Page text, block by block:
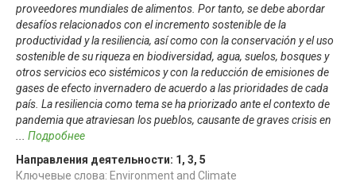
proveedores mundiales de alimentos. Por tanto, se debe abordar
desafíos relacionados con el incremento sostenible de la
productividad y la resiliencia, así como con la conservación y el uso
sostenible de su riqueza en biodiversidad, agua, suelos, bosques y
otros servicios eco sistémicos y con la reducción de emisiones de
gases de efecto invernadero de acuerdo a las prioridades de cada
país. La resiliencia como tema se ha priorizado ante el contexto de
pandemia que atraviesan los pueblos, causante de graves crisis en
Подробнее
Направления деятельности: 1 , 3, 5
Ключевые слова: Environment and Climate